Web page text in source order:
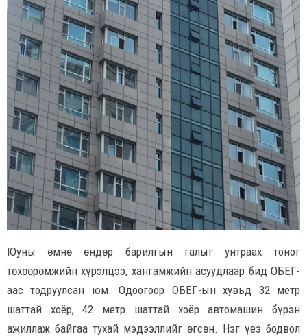
Юуны өмнө өндөр барилгын галыг унтраах тоног
төхөөрөмжийн хүрэлцээ, хангамжийн асуудлаар бид ОБЕГ-
аас тодруулсан юм. Одоогоор ОБЕГ-ын хувьд 32 метр
шаттай хоёр, 42 метр шаттай хоёр автомашин бүрэн
ажиллаж байгаа тухай мэдээллийг өгсөн. Нэг үеэ бодвол